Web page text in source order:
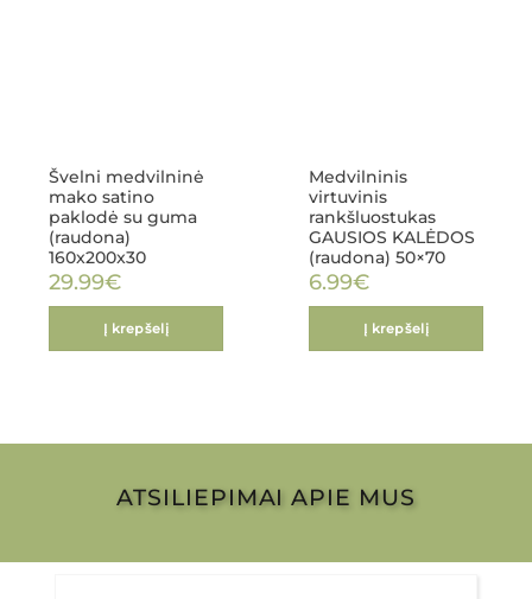
Švelni medvilninė
mako satino
paklodė su guma
(raudona)
160x200x30
29.99€
Į krepšelį
Medvilninis
virtuvinis
rankšluostukas
GAUSIOS KALĖDOS
(raudona) 50×70
6.99€
Į krepšelį
ATSILIEPIMAI APIE MUS